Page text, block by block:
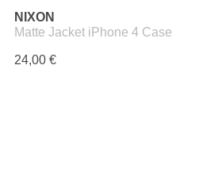
NIXON
Matte Jacket iPhone 4 Case
24,00 €